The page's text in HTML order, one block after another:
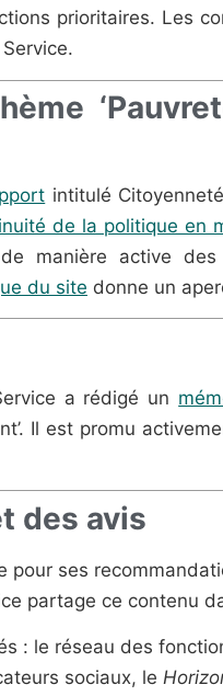
prioritaires. Les
intitulé
de la politique en
manière active
du site donne un
a rédigé un
Il est promu
des avis
ses
partage ce contenu
: le réseau des
sociaux, le